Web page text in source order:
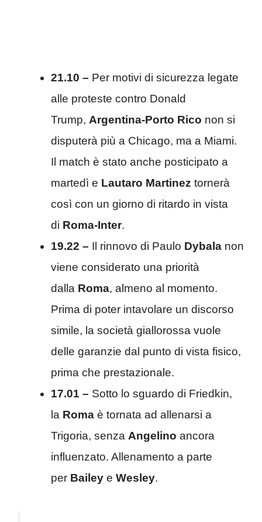
21.10 – Per motivi di sicurezza legate
alle proteste contro Donald
Trump, Argentina-Porto Rico non si
disputerà più a Chicago, ma a Miami.
Il match è stato anche posticipato a
martedì e Lautaro Martinez tornerà
così con un giorno di ritardo in vista
di Roma-Inter.
19.22 – Il rinnovo di Paulo Dybala non
viene considerato una priorità
dalla Roma, almeno al momento.
Prima di poter intavolare un discorso
simile, la società giallorossa vuole
delle garanzie dal punto di vista fisico,
prima che prestazionale.
17.01 – Sotto lo sguardo di Friedkin,
la Roma è tornata ad allenarsi a
Trigoria, senza Angelino ancora
influenzato. Allenamento a parte
per Bailey e Wesley.